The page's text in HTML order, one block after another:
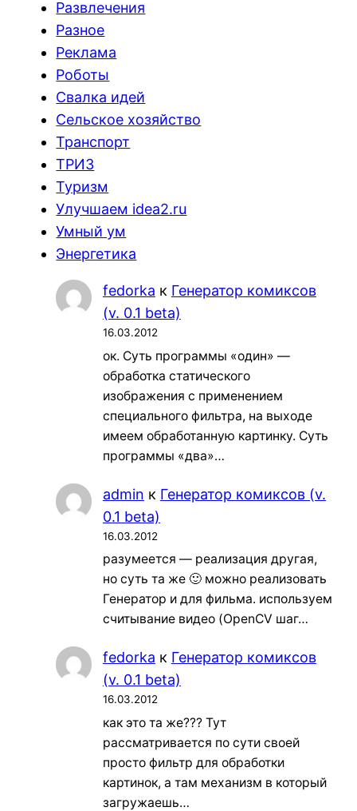
Развлечения
Разное
Реклама
Роботы
Свалка идей
Сельское хозяйство
Транспорт
ТРИЗ
Туризм
Улучшаем idea2.ru
Умный ум
Энергетика
fedorka к Генератор комиксов
(v. 0.1 beta)
16.03.2012
ок. Суть программы «один» —
обработка статического
изображения с применением
специального фильтра, на выходе
имеем обработанную картинку. Суть
программы «два»…
admin к Генератор комиксов (v.
0.1 beta)
16.03.2012
разумеется — реализация другая,
но суть та же 🙂 можно реализовать
Генератор и для фильма. используем
считывание видео (OpenCV шаг…
fedorka к Генератор комиксов
(v. 0.1 beta)
16.03.2012
как это та же??? Тут
рассматривается по сути своей
просто фильтр для обработки
картинок, а там механизм в который
загружаешь…